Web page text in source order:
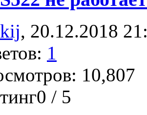
, 20.12.2018
1
10,807
/ 5